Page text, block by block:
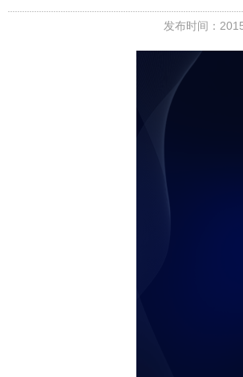
发布时间：